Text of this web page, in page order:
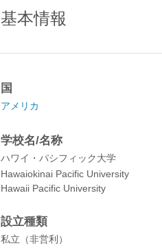
基本情報
国
アメリカ
学校名/名称
ハワイ・パシフィック大学
Hawaiokinai Pacific University
Hawaii Pacific University
設立種類
私立（非営利）